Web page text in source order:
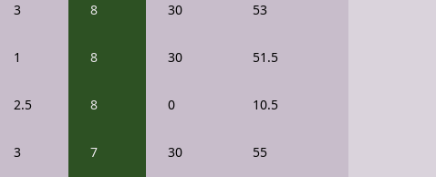
3 8 30 53
1 8 30 51.5
2.5 8 0 10.5
3 7 30 55